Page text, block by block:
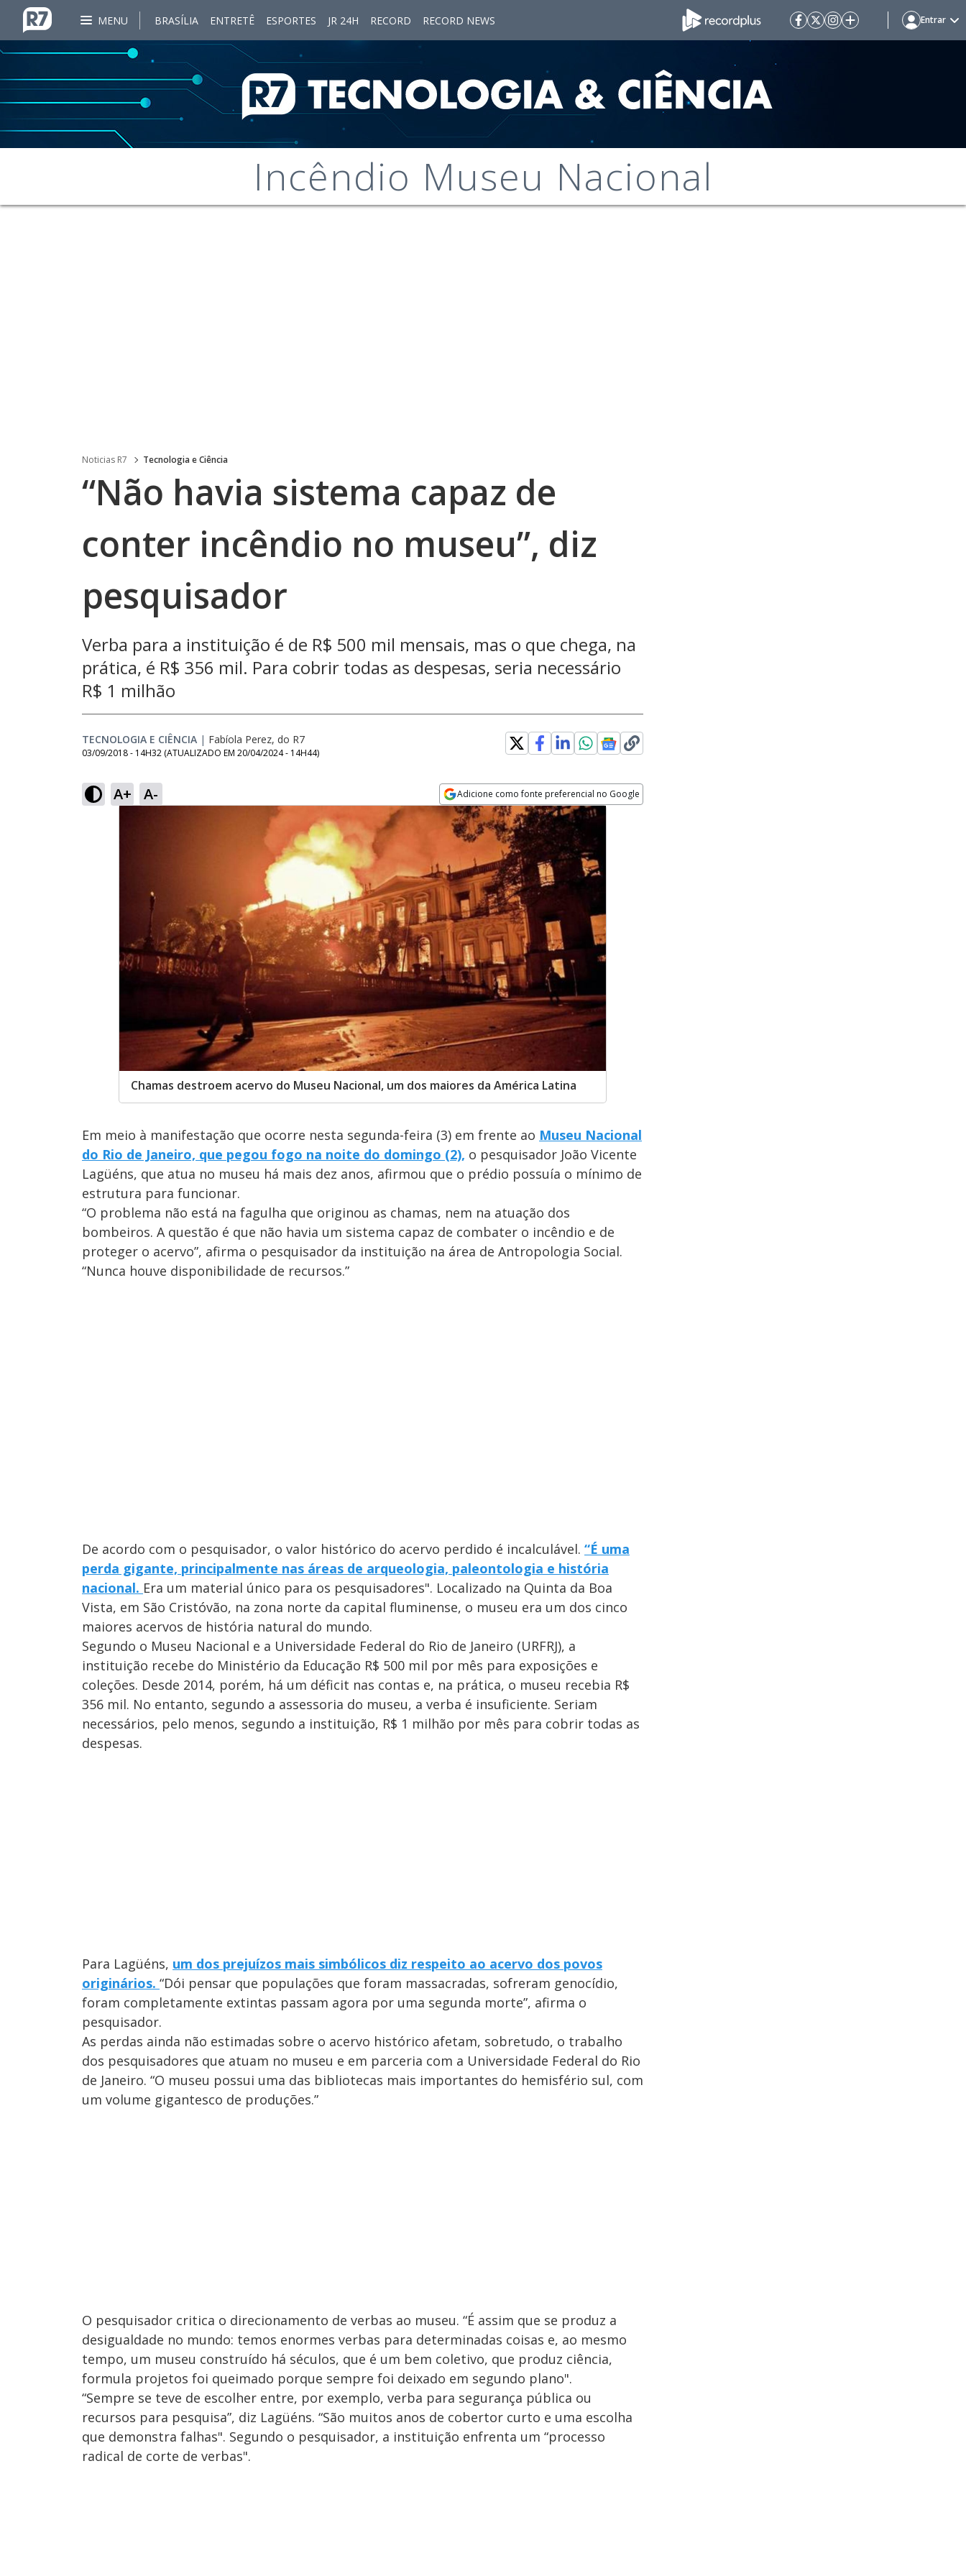
MENU BRASÍLIA ENTRETÊ ESPORTES JR 24H RECORD RECORD NEWS Entrar
Incêndio Museu Nacional
Noticias R7 Tecnologia e Ciência
“Não havia sistema capaz de
conter incêndio no museu”, diz
pesquisador
Verba para a instituição é de R$ 500 mil mensais, mas o que chega, na
prática, é R$ 356 mil. Para cobrir todas as despesas, seria necessário
R$ 1 milhão
TECNOLOGIA E CIÊNCIA | Fabíola Perez, do R7
03/09/2018 - 14H32 (ATUALIZADO EM 20/04/2024 - 14H44)
A+ A- Adicione como fonte preferencial no Google
Opens in new window
Chamas destroem acervo do Museu Nacional, um dos maiores da América Latina
Em meio à manifestação que ocorre nesta segunda-feira (3) em frente ao Museu Nacional
do Rio de Janeiro, que pegou fogo na noite do domingo (2), o pesquisador João Vicente
Lagüéns, que atua no museu há mais dez anos, afirmou que o prédio possuía o mínimo de
estrutura para funcionar.
“O problema não está na fagulha que originou as chamas, nem na atuação dos
bombeiros. A questão é que não havia um sistema capaz de combater o incêndio e de
proteger o acervo”, afirma o pesquisador da instituição na área de Antropologia Social.
“Nunca houve disponibilidade de recursos.”
De acordo com o pesquisador, o valor histórico do acervo perdido é incalculável. “É uma
perda gigante, principalmente nas áreas de arqueologia, paleontologia e história
nacional. Era um material único para os pesquisadores". Localizado na Quinta da Boa
Vista, em São Cristóvão, na zona norte da capital fluminense, o museu era um dos cinco
maiores acervos de história natural do mundo.
Segundo o Museu Nacional e a Universidade Federal do Rio de Janeiro (URFRJ), a
instituição recebe do Ministério da Educação R$ 500 mil por mês para exposições e
coleções. Desde 2014, porém, há um déficit nas contas e, na prática, o museu recebia R$
356 mil. No entanto, segundo a assessoria do museu, a verba é insuficiente. Seriam
necessários, pelo menos, segundo a instituição, R$ 1 milhão por mês para cobrir todas as
despesas.
Para Lagüéns, um dos prejuízos mais simbólicos diz respeito ao acervo dos povos
originários. “Dói pensar que populações que foram massacradas, sofreram genocídio,
foram completamente extintas passam agora por uma segunda morte”, afirma o
pesquisador.
As perdas ainda não estimadas sobre o acervo histórico afetam, sobretudo, o trabalho
dos pesquisadores que atuam no museu e em parceria com a Universidade Federal do Rio
de Janeiro. “O museu possui uma das bibliotecas mais importantes do hemisfério sul, com
um volume gigantesco de produções.”
O pesquisador critica o direcionamento de verbas ao museu. “É assim que se produz a
desigualdade no mundo: temos enormes verbas para determinadas coisas e, ao mesmo
tempo, um museu construído há séculos, que é um bem coletivo, que produz ciência,
formula projetos foi queimado porque sempre foi deixado em segundo plano".
“Sempre se teve de escolher entre, por exemplo, verba para segurança pública ou
recursos para pesquisa”, diz Lagüéns. “São muitos anos de cobertor curto e uma escolha
que demonstra falhas". Segundo o pesquisador, a instituição enfrenta um “processo
radical de corte de verbas".